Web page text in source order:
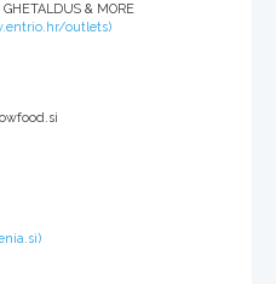
& MORE
outlets)